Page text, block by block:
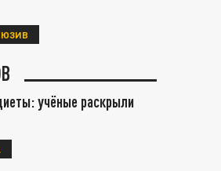
учёные раскрыли